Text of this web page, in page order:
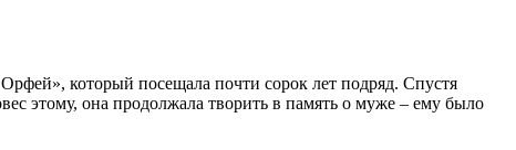
который посещала почти сорок лет подряд. Спустя
этому, она продолжала творить в память о муже – ему было